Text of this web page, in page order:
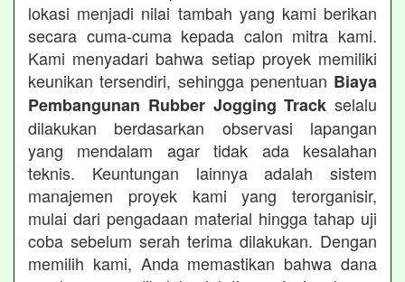
lokasi menjadi nilai tambah yang kami berikan
secara cuma-cuma kepada calon mitra kami.
Kami menyadari bahwa setiap proyek memiliki
keunikan tersendiri, sehingga penentuan Biaya
Pembangunan Rubber Jogging Track selalu
dilakukan berdasarkan observasi lapangan
yang mendalam agar tidak ada kesalahan
teknis. Keuntungan lainnya adalah sistem
manajemen proyek kami yang terorganisir,
mulai dari pengadaan material hingga tahap uji
coba sebelum serah terima dilakukan. Dengan
memilih kami, Anda memastikan bahwa dana